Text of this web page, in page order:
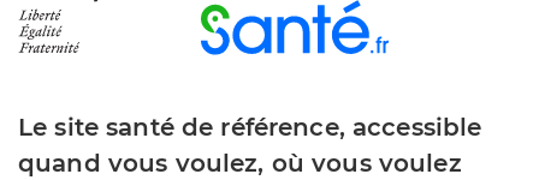
Le site santé de référence, accessible
quand vous voulez, où vous voulez